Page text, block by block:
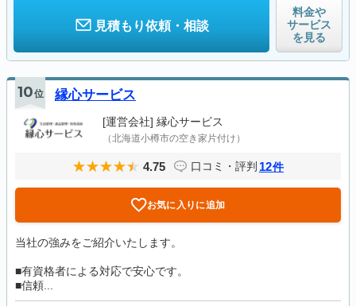
見積もり依頼・相談
料金や
サービス
を見る
10位 縁心サービス
[運営会社] 縁心サービス
（北海道小樽市の空き家片付け）
4.75 口コミ・評判 12件
お気に入りに追加
当社の強みをご紹介いたします。
■有資格者による対応で安心です。
■信頼...